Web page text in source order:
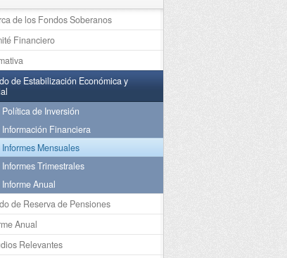
de los Fondos Soberanos
Financiero
de Estabilización Económica y
Política de Inversión
Información Financiera
Informes Mensuales
Informes Trimestrales
Informe Anual
de Reserva de Pensiones
Anual
Relevantes